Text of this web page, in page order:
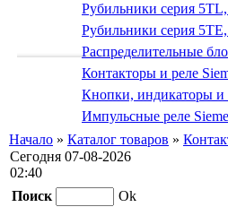
Рубильники серия
Рубильники серия
Распределительные
Контакторы и реле
Кнопки, индикаторы и
Импульсные реле
Начало » Каталог товаров »
Сегодня 07-08-2026
02:40
Поиск
Ok